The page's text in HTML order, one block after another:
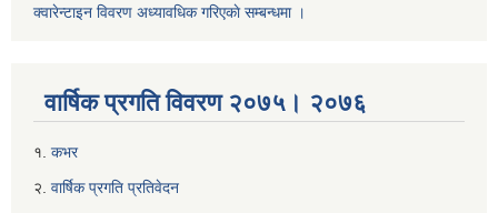
क्वारेन्टाइन विवरण अध्यावधिक गरिएकाे सम्बन्धमा ।
वार्षिक प्रगति विवरण २०७५। २०७६
१. कभर
२. वार्षिक प्रगति प्रतिवेदन